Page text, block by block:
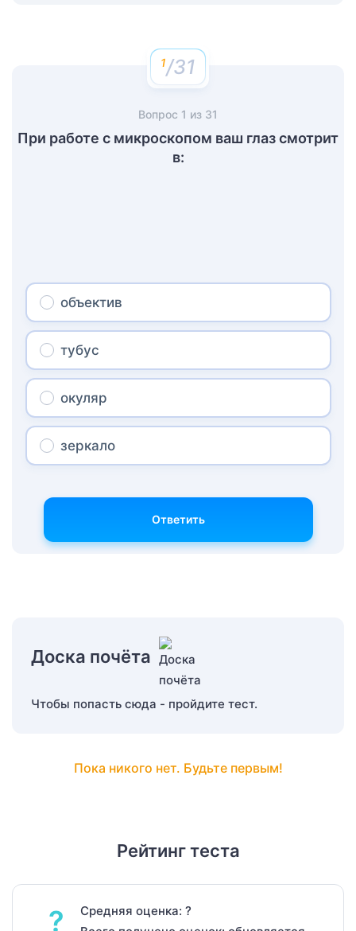
/31
Вопрос 1 из 31
При работе с микроскопом ваш глаз смотрит
в:
объектив
тубус
окуляр
зеркало
Ответить
Доска почёта
Чтобы попасть сюда - пройдите тест.
Пока никого нет. Будьте первым!
Рейтинг теста
?
Средняя оценка: ?